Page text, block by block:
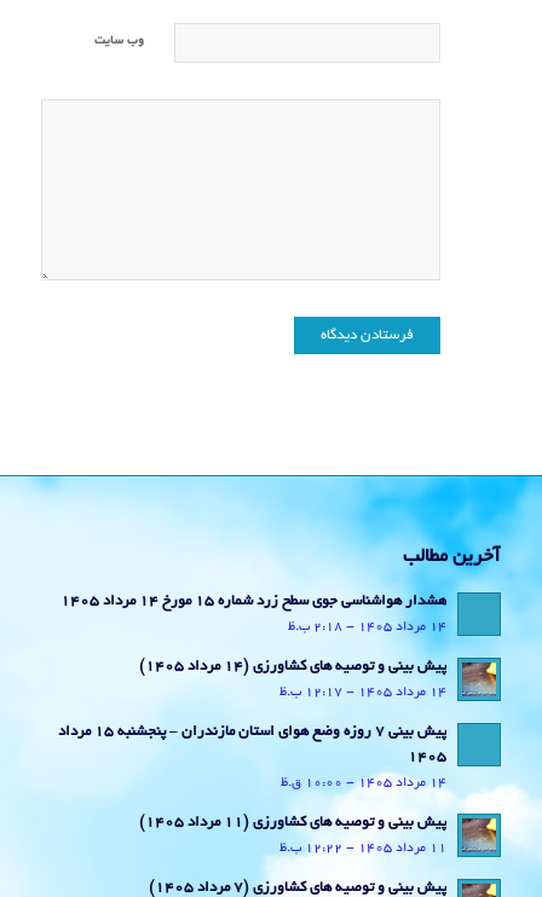
وب‌ سایت
آخرین مطالب
هشدار هواشناسی جوی سطح زرد شماره 15 مورخ 14 مرداد 1405
14 مرداد 1405 - 2:18 ب.ظ
پیش بینی و توصیه های کشاورزی (14 مرداد ۱۴۰۵)
14 مرداد 1405 - 12:17 ب.ظ
پیش بینی 7 روزه وضع هوای استان مازندران – پنجشنبه 15 مرداد
1405
14 مرداد 1405 - 10:00 ق.ظ
پیش بینی و توصیه های کشاورزی (11 مرداد ۱۴۰۵)
11 مرداد 1405 - 12:22 ب.ظ
پیش بینی و توصیه های کشاورزی (7 مرداد ۱۴۰۵)